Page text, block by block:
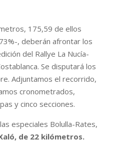
175,59 de ellos
, deberán afrontar los
del Rallye La Nucía-
Se disputará los
Adjuntamos el recorrido,
cronometrados,
y cinco secciones.
especiales Bolulla-Rates,
de 22 kilómetros.